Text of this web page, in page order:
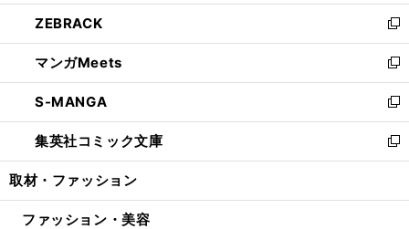
開
く
ウ
で
開
く
ン
ド
ウ
で
開
く
ウ
ィ
ン
ド
ウ
で
開
く
し
い
ウ
ィ
ン
ド
ウ
で
開
ZEBRACK
新
し
い
ウ
ィ
ン
ド
ウ
開
マンガMeets
新
し
い
ウ
ィ
ン
ウ
S-MANGA
新
し
い
ウ
ン
集英社コミック文庫
新
し
ウ
取材・ファッション
ファッション・美容